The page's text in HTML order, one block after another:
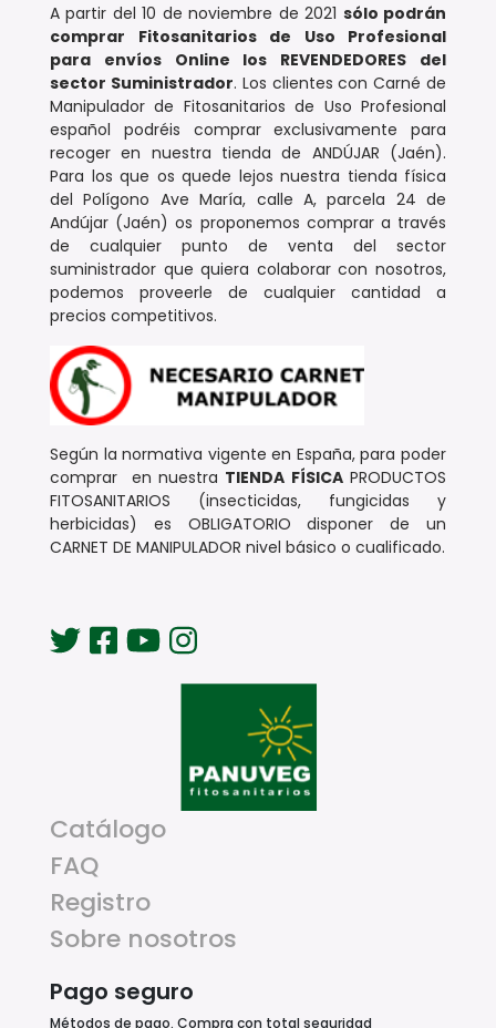
A partir del 10 de noviembre de 2021 sólo podrán
comprar Fitosanitarios de Uso Profesional
para envíos Online los REVENDEDORES del
sector Suministrador. Los clientes con Carné de
Manipulador de Fitosanitarios de Uso Profesional
español podréis comprar exclusivamente para
recoger en nuestra tienda de ANDÚJAR (Jaén).
Para los que os quede lejos nuestra tienda física
del Polígono Ave María, calle A, parcela 24 de
Andújar (Jaén) os proponemos comprar a través
de cualquier punto de venta del sector
suministrador que quiera colaborar con nosotros,
podemos proveerle de cualquier cantidad a
precios competitivos.
Según la normativa vigente en España, para poder
comprar en nuestra TIENDA FÍSICAPRODUCTOS
FITOSANITARIOS (insecticidas, fungicidas y
herbicidas) es OBLIGATORIO disponer de un
CARNET DE MANIPULADOR nivel básico o cualificado.
Catálogo
FAQ
Registro
Sobre nosotros
Pago seguro
Métodos de pago. Compra con total seguridad